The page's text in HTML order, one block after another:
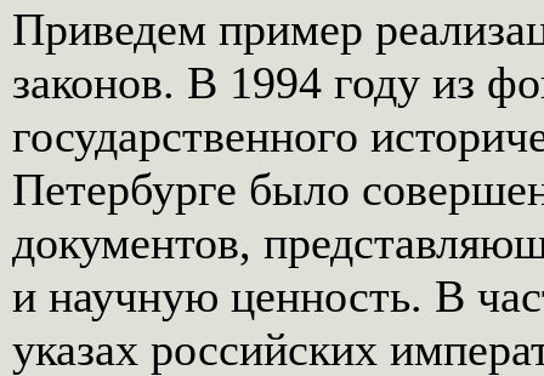
Приведем пример
законов. В 1994 году из
государственного
Петербурге было
документов,
и научную ценность. В
указах российских